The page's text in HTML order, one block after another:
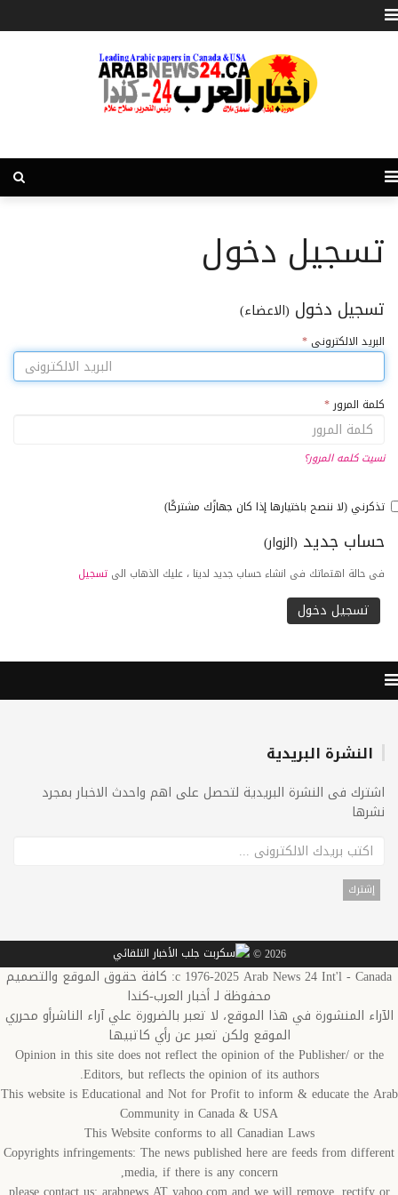
تسجيل دخول
تسجيل دخول (الاعضاء)
البريد الالكترونى *
كلمة المرور *
نسيت كلمه المرور؟
تذكرني (لا ننصح باختيارها إذا كان جهازًك مشتركًا)
حساب جديد (الزوار)
فى حالة اهتماتك فى انشاء حساب جديد لدينا ، عليك الذهاب الى تسجيل
النشرة البريدية
اشترك فى النشرة البريدية لتحصل على اهم واحدث الاخبار بمجرد
نشرها
2026 ©
c 1976-2025 Arab News 24 Int'l - Canada: كافة حقوق الموقع والتصميم
محفوظة لـ أخبار العرب-كندا
الآراء المنشورة في هذا الموقع، لا تعبر بالضرورة علي آراء الناشرأو محرري
الموقع ولكن تعبر عن رأي كاتبيها
Opinion in this site does not reflect the opinion of the Publisher/ or the
Editors, but reflects the opinion of its authors.
This website is Educational and Not for Profit to inform & educate the Arab
Community in Canada & USA
This Website conforms to all Canadian Laws
Copyrights infringements: The news published here are feeds from different
media, if there is any concern,